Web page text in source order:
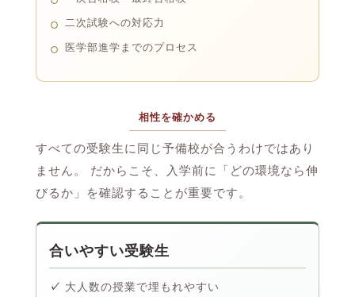
二次試験への対応力
医学部進学までのプロセス
相性を確かめる
すべての受験生に同じ予備校が合うわけではあり
ません。 だからこそ、入学前に「どの環境なら伸
びるか」を確認することが重要です。
合いやすい受験生
大人数の授業で埋もれやすい